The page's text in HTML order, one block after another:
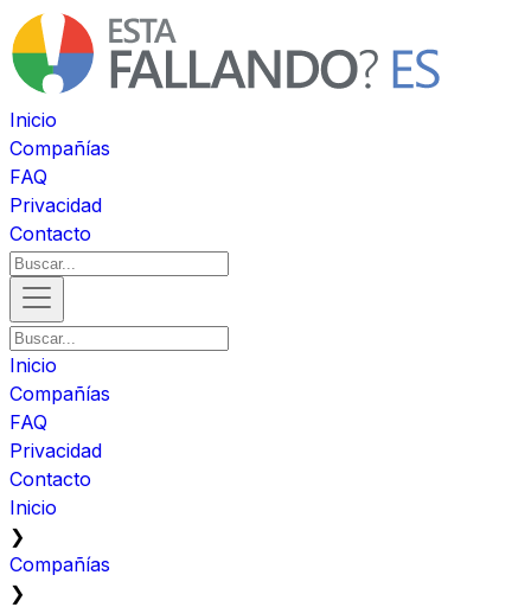
Inicio
Compañías
FAQ
Privacidad
Contacto
Inicio
Compañías
FAQ
Privacidad
Contacto
Inicio
❯
Compañías
❯